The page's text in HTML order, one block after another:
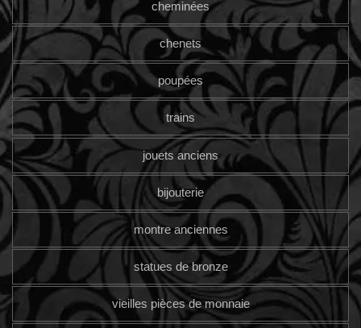
cheminées
chenets
poupées
trains
jouets anciens
bijouterie
montre anciennes
statues de bronze
vieilles pièces de monnaie